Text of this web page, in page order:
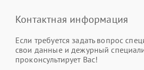
Контактная информация
Если требуется задать вопрос
свои данные и дежурный
проконсультирует Вас!